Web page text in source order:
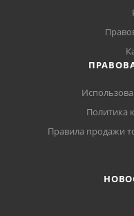
Политика
Правила продажи